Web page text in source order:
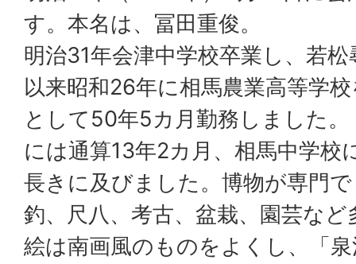
す。本名は、冨田重俊。
明治31年会津中学校卒業し、若
以来昭和26年に相馬農業高等学
として50年5カ月勤務しました
には通算13年2カ月、相馬中学校
長きに及びました。博物が専門
釣、尺八、考古、盆栽、園芸な
絵は南画風のものをよくし、「